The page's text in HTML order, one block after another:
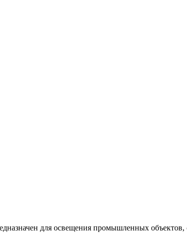
для освещения промышленных объектов,